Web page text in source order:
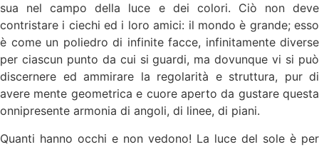
sua nel campo della luce e dei colori. Ciò non deve
contristare i ciechi ed i loro amici: il mondo è grande; esso
è come un poliedro di infinite facce, infinitamente diverse
per ciascun punto da cui si guardi, ma dovunque vi si può
discernere ed ammirare la regolarità e struttura, pur di
avere mente geometrica e cuore aperto da gustare questa
onnipresente armonia di angoli, di linee, di piani.
Quanti hanno occhi e non vedono! La luce del sole è per